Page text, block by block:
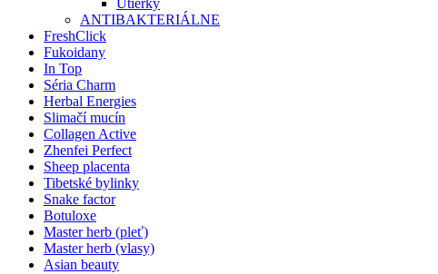
ANTIBAKTERIÁLNE
FreshClick
Fukoidany
In Top
Séria Charm
Herbal Energies
Slimačí mucín
Collagen Active
Zhenfei Perfect
Sheep placenta
Tibetské bylinky
Snake factor
Botuloxe
Master herb (pleť)
Master herb (vlasy)
Asian beauty